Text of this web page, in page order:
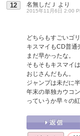
12 名無しだＪ より
2015年11月6日 2:00
どちらもすごいゴ
キスマイもCD普通
まだ早かったな。
そもそもキスマイ
おじさんだもん。
ジャンプは未だに
年末の単独カウコ
っていうか早々の